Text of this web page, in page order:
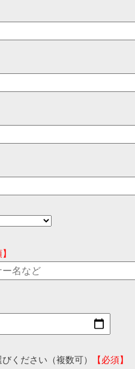
ください（複数可）
【必須】